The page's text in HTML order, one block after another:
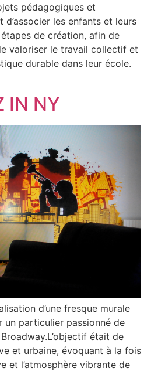
pédagogiques et
les enfants et leurs
de création, afin de
valoriser le travail collectif et
durable dans leur école.
IN NY
d’une fresque murale
un particulier passionné de
était de
et urbaine, évoquant à la fois
et l’atmosphère vibrante de